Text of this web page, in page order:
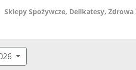
Sklepy Spożywcze, Delikatesy,